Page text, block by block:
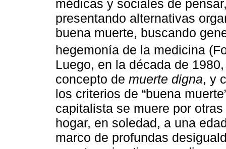
médicas y sociales de
presentando alternativas
buena muerte, buscando
hegemonía de la medicina
Luego, en la década de
concepto de muerte digna, y
los criterios de “buena
capitalista se muere por
hogar, en soledad, a una
marco de profundas